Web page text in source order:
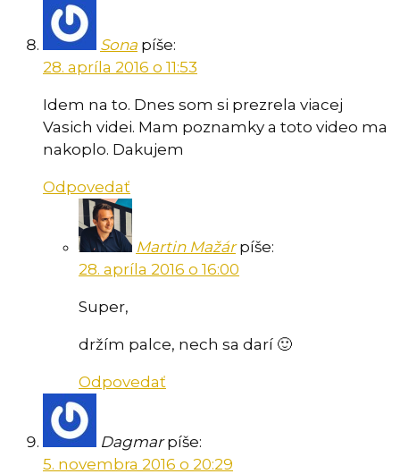
Sona píše:
28. apríla 2016 o 11:53
Idem na to. Dnes som si prezrela viacej
Vasich videi. Mam poznamky a toto video ma
nakoplo. Dakujem
Odpovedať
Martin Mažár píše:
28. apríla 2016 o 16:00
Super,
držím palce, nech sa darí 🙂
Odpovedať
Dagmar píše:
5. novembra 2016 o 20:29